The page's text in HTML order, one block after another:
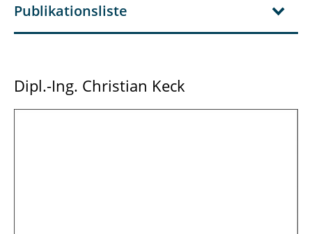
Publikationsliste
Dipl.-Ing. Christian Keck